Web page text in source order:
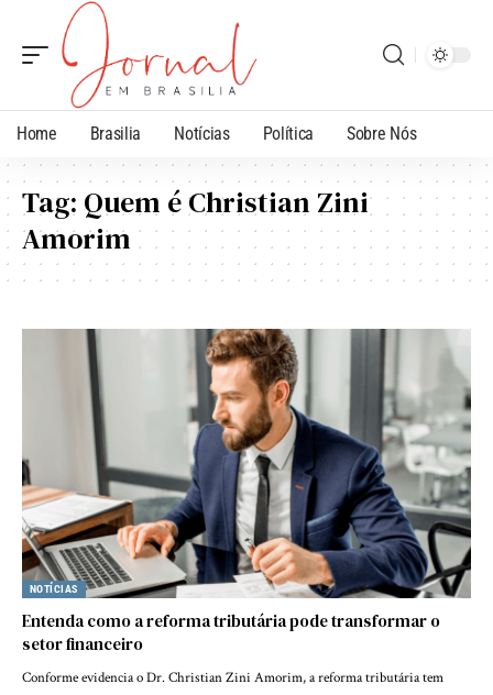
Home Brasilia Notícias Política Sobre Nós
Tag: Quem é Christian Zini
Amorim
NOTÍCIAS
Entenda como a reforma tributária pode transformar o
setor financeiro
Conforme evidencia o Dr. Christian Zini Amorim, a reforma tributária tem